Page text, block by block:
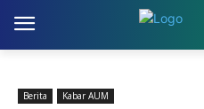
Berita Kabar AUM